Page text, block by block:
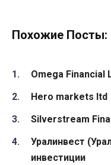
Похожие Посты:
Omega Financial
Hero markets ltd
Silverstream
Уралинвест
инвестиции